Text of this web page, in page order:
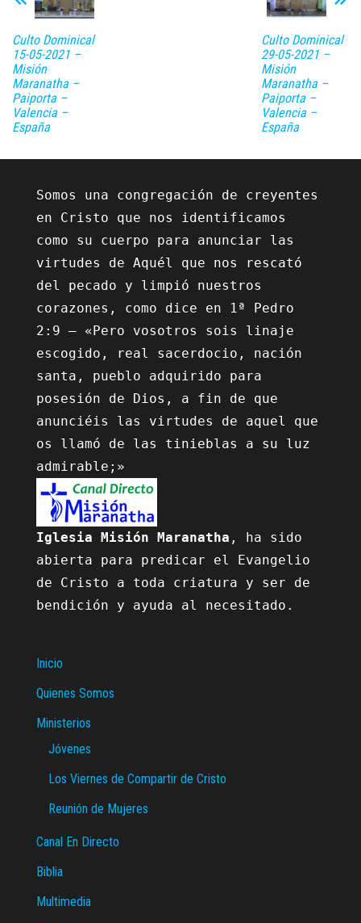
Culto Dominical
15-05-2021 –
Misión
Maranatha –
Paiporta –
Valencia –
España
Culto Dominical
29-05-2021 –
Misión
Maranatha –
Paiporta –
Valencia –
España
Somos una congregación de creyentes
en Cristo que nos identificamos
como su cuerpo para anunciar las
virtudes de Aquél que nos rescató
del pecado y limpió nuestros
corazones, como dice en 1ª Pedro
2:9 – «Pero vosotros sois linaje
escogido, real sacerdocio, nación
santa, pueblo adquirido para
posesión de Dios, a fin de que
anunciéis las virtudes de aquel que
os llamó de las tinieblas a su luz
Iglesia Misión Maranatha , ha sido
abierta para predicar el Evangelio
de Cristo a toda criatura y ser de
bendición y ayuda al necesitado.
Inicio
Quienes Somos
Ministerios
Jóvenes
Los Viernes de Compartir de Cristo
Reunión de Mujeres
Canal En Directo
Biblia
Multimedia